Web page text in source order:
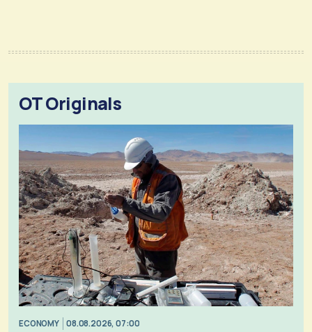
OT Originals
ECONOMY 08.08.2026, 07:00